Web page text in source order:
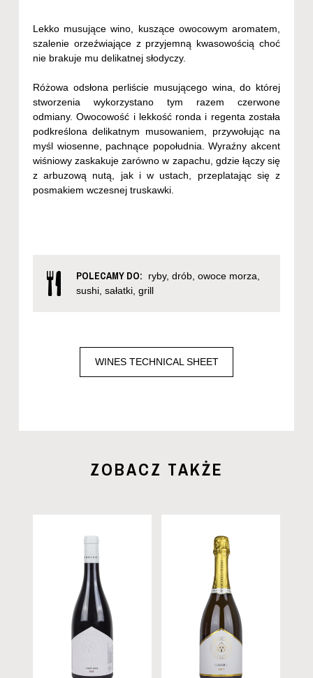
Lekko musujące wino, kuszące owocowym aromatem,
szalenie orzeźwiające z przyjemną kwasowością choć
nie brakuje mu delikatnej słodyczy.
Różowa odsłona perliście musującego wina, do której
stworzenia wykorzystano tym razem czerwone
odmiany. Owocowość i lekkość ronda i regenta została
podkreślona delikatnym musowaniem, przywołując na
myśl wiosenne, pachnące popołudnia. Wyraźny akcent
wiśniowy zaskakuje zarówno w zapachu, gdzie łączy się
z arbuzową nutą, jak i w ustach, przeplatając się z
posmakiem wczesnej truskawki.
POLECAMY DO:
ryby, drób, owoce morza,
sushi, sałatki, grill
WINES TECHNICAL SHEET
ZOBACZ TAKŻE